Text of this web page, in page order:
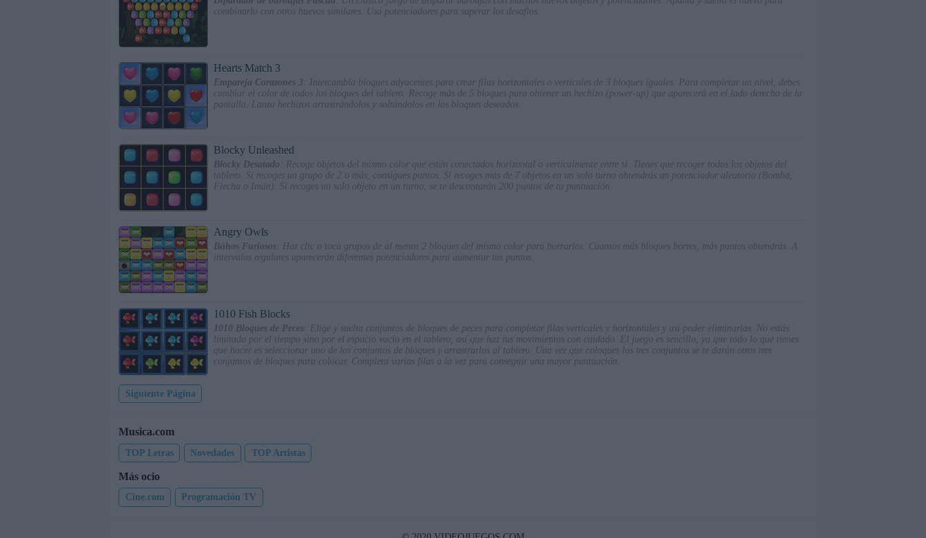
combinarlo con otros huevos similares. Usa potenciadores para superar los desafíos.
Hearts Match 3
Empareja Corazones 3
: Intercambia bloques adyacentes para crear filas horizontales o verticales de 3 bloques iguales. Para completar un nivel, debes
cambiar el color de todos los bloques del tablero. Recoge más de 5 bloques para obtener un hechizo (power-up) que aparecerá en el lado derecho de la
pantalla. Lanza hechizos arrastrándolos y soltándolos en los bloques deseados.
Blocky Unleashed
Blocky Desatado : Recoge objetos del mismo color que estén conectados horizontal o verticalmente entre sí. Tienes que recoger todos los objetos del
tablero. Si recoges un grupo de 2 o más, consigues puntos. Si recoges más de 7 objetos en un solo turno obtendrás un potenciador aleatorio (Bomba,
Flecha o Imán). Si recoges un solo objeto en un turno, se te descontarán 200 puntos de tu puntuación.
Angry Owls
Búhos Furiosos : Haz clic o toca grupos de al menos 2 bloques del mismo color para borrarlos. Cuantos más bloques borres, más puntos obtendrás. A
intervalos regulares aparecerán diferentes potenciadores para aumentar tus puntos.
1010 Fish Blocks
1010 Bloques de Peces : Elige y suelta conjuntos de bloques de peces para completar filas verticales y horizontales y así poder eliminarlas. No estás
limitado por el tiempo sino por el espacio vacío en el tablero, así que haz tus movimientos con cuidado. El juego es sencillo, ya que todo lo que tienes
que hacer es seleccionar uno de los conjuntos de bloques y arrastrarlos al tablero. Una vez que coloques los tres conjuntos se te darán otros tres
conjuntos de bloques para colocar. Completa varias filas a la vez para conseguir una mayor puntuación.
Siguiente Página
Musica.com
TOP Letras Novedades TOP Artistas
Más ocio
Cine.com Programación TV